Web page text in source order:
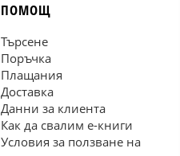
ПОМОЩ
Търсене
Поръчка
Плащания
Доставка
Данни за клиента
Как да свалим е-книги
Условия за ползване на